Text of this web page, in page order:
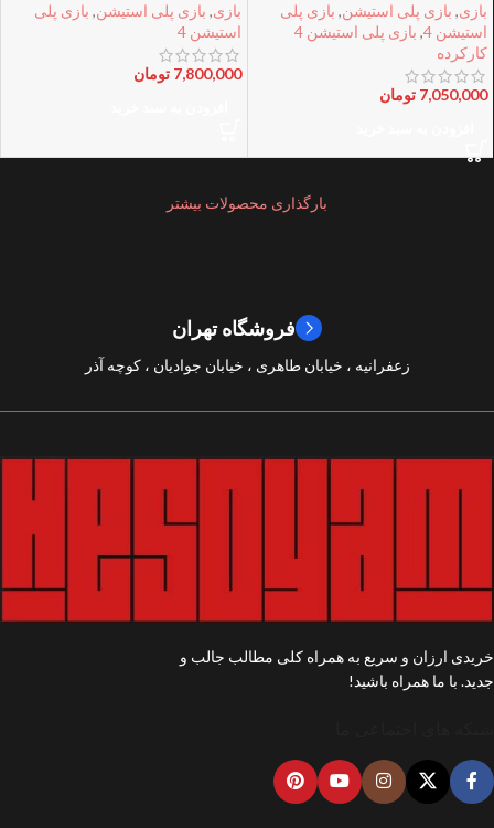
بازی, بازی پلی استیشن, بازی پلی
استیشن 4
,
بازی پلی استیشن 4
کارکرده
7,050,000 تومان
بازی, بازی پلی استیشن, بازی پلی
استیشن 4
7,800,000 تومان
بارگذاری محصولات بیشتر
فروشگاه تهران
زعفرانیه ، خیابان طاهری ، خیابان جوادیان ، کوچه آذر
خریدی ارزان و سریع به همراه کلی مطالب جالب و
جدید. با ما همراه باشید!